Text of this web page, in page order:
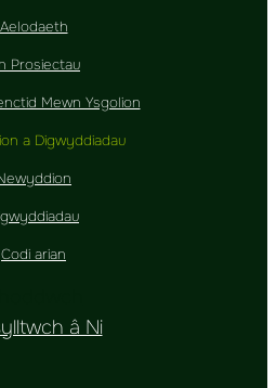
Aelodaeth
Prosiectau
Mewn Ysgolion
a Digwyddiadau
Codi arian
â Ni